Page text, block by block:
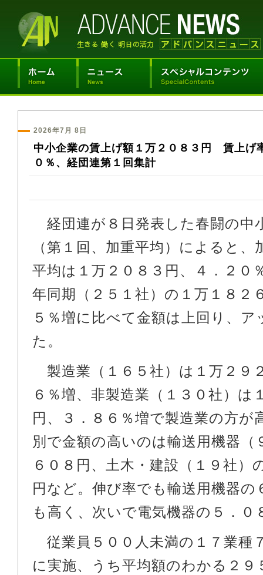
2026年7月 8日
中小企業の賃上げ額１万２０８３円 賃上げ
０％、経団連第１回集計
経団連が８日発表した春闘の中
（第１回、加重平均）によると、
平均は１万２０８３円、４．２０
年同期（２５１社）の１万１８２
５％増に比べて金額は上回り、ア
た。
製造業（１６５社）は１万２９
６％増、非製造業（１３０社）は
円、３．８６％増で製造業の方が
別で金額の高いのは輸送用機器（
６０８円、土木・建設（１９社）
円など。伸び率でも輸送用機器の
も高く、次いで電気機器の５．０
従業員５００人未満の１７業種
に実施、うち平均額のわかる２９